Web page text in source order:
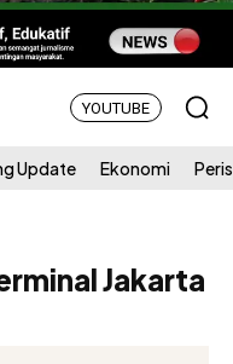
YOUTUBE
Update Ekonomi
Jakarta